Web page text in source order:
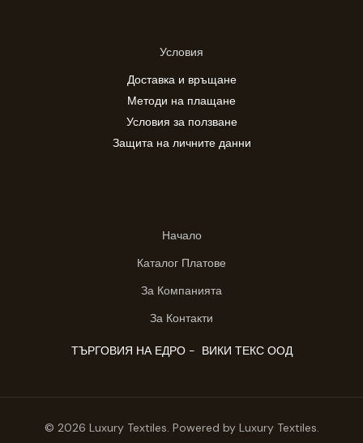
Условия
Доставка и връщане
Методи на плащане
Условия за ползване
Защита на личните данни
Начало
Каталог Платове
За Компанията
За Контакти
ТЪРГОВИЯ НА ЕДРО - ВИКИ ТЕКС ООД
© 2026 Luxury Textiles. Powered by Luxury Textiles.